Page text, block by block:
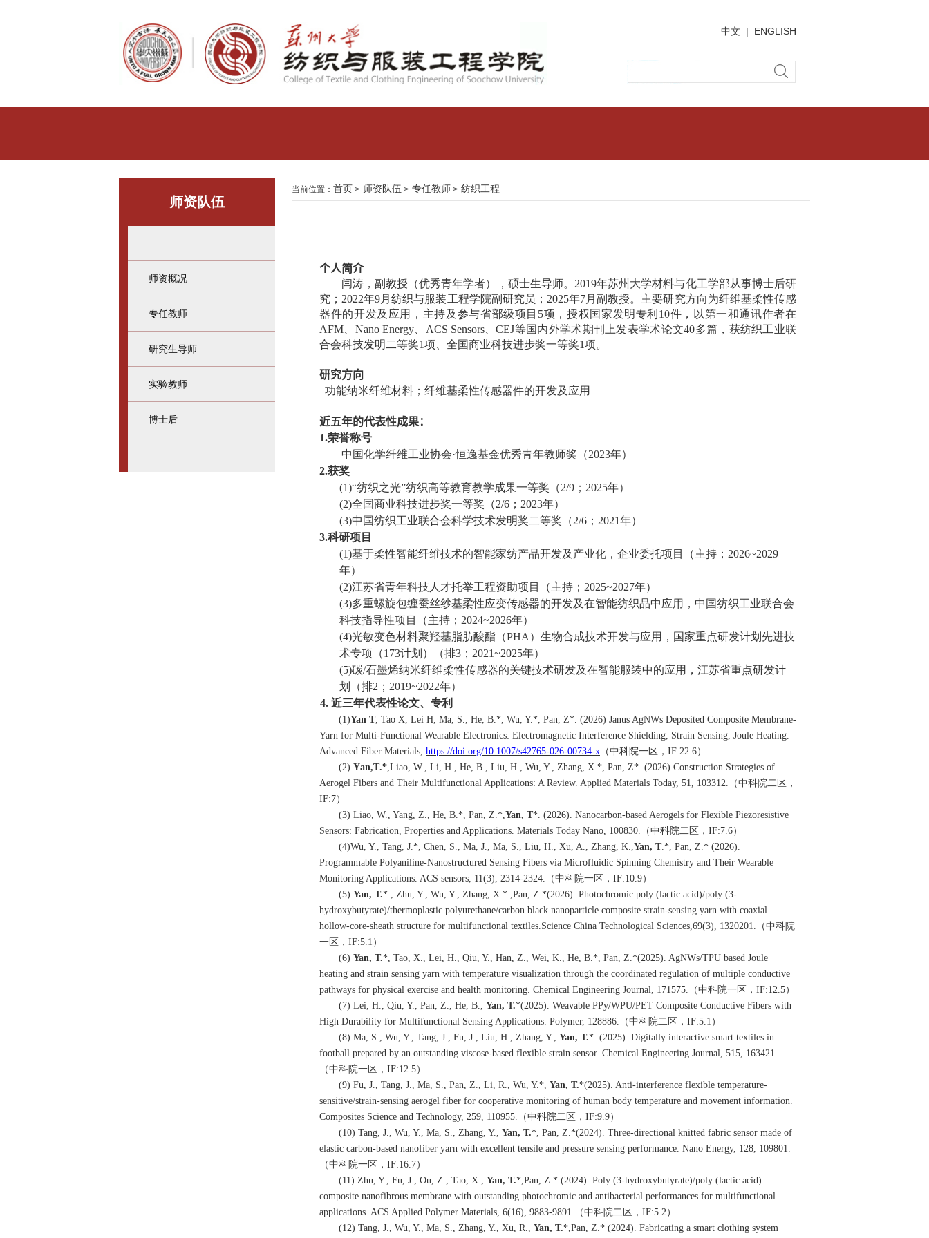
中文 | ENGLISH
师资队伍
师资概况
专任教师
研究生导师
实验教师
博士后
当前位置： 首页 > 师资队伍 > 专任教师 > 纺织工程
个人简介
闫涛， 副 教授 （优秀青年学者） ， 硕士生导师。 2019年苏州大学材料与化工学部从事博士后研
究 ； 2022年9月纺织与服装工程学院副研究员； 2025年7月副教授。主要研究方向为纤维基柔性传感
器件的开发及应用，主持及参与省部级项目 5项，授权国家发明专利 10件， 以第一和通讯作者在
AFM
Nano Energy、 ACS Sensors、CEJ等国内外学术期刊上发表学术论文40多篇，获纺织工业联
合会科技发明二等奖1项、 全国商业科技进步奖一等奖1项。
研究方向
功能纳米纤维材料；纤维基柔性传感器件的开发及应用
近五年的代表性成果：
1.荣誉称号
中国化学纤维工业协会·恒逸基金优秀青年教师奖（2023年）
2.获奖
(1)“纺织之光”纺织高等教育教学成果一等奖（2/9 ； 2025年）
(2)全国商业科技进步奖一等奖（2/6 ； 2023年）
(3)中国纺织工业联合会科学技术发明奖二等奖（2/6 ； 2021年）
3.科研项目
(1)基于柔性智能纤维技术的智能家纺产品开发及产业化，企业委托项目（主持； 2026~2029
年）
(2)江苏省青年科技人才托举工程资助项目（主持； 2025~2027年）
(3)多重螺旋包缠蚕丝纱基柔性应变传感器的开发及在智能纺织品中应用，中国纺织工业联合会
科技指导性项目（主持； 2024~2026年）
(4)光敏变色材料聚羟基脂肪酸酯（PHA ）生物合成技术开发与应用，国家重点研发计划先进技
术专项（173计划）（排3 ； 2021~2025年）
(5)碳/石墨烯纳米纤维柔性传感器的关键技术研发及在智能服装中的应用，江苏省重点研发计
划（排2 ； 2019~2022年）
4. 近三年代表性论文、 专利
(1)Yan T, Tao X, Lei H, Ma, S., He, B.*, Wu, Y.*, Pan, Z*. (2026) Janus AgNWs Deposited Composite Membrane-
Yarn for Multi-Functional Wearable Electronics: Electromagnetic Interference Shielding, Strain Sensing, Joule Heating.
Advanced Fiber Materials, https://doi.org/10.1007/s42765-026-00734-x （中科院一区， IF:22.6）
(2) Yan,T.*,Liao, W., Li, H., He, B., Liu, H., Wu, Y., Zhang, X.*, Pan, Z*. (2026) Construction Strategies of
Aerogel Fibers and Their Multifunctional Applications: A Review. Applied Materials Today, 51, 103312. （中科院二区，
IF:7）
(3) Liao, W., Yang, Z., He, B.*, Pan, Z.*,Yan, T*. (2026). Nanocarbon-based Aerogels for Flexible Piezoresistive
Sensors: Fabrication, Properties and Applications. Materials Today Nano, 100830. （中科院二区， IF:7.6）
(4)Wu, Y., Tang, J.*, Chen, S., Ma, J., Ma, S., Liu, H., Xu, A., Zhang, K.,Yan, T.*, Pan, Z.* (2026).
Programmable Polyaniline-Nanostructured Sensing Fibers via Microfluidic Spinning Chemistry and Their Wearable
Monitoring Applications. ACS sensors, 11(3), 2314-2324. （中科院一区， IF:10.9）
(5) Yan, T.* , Zhu, Y., Wu, Y., Zhang, X.* ,Pan, Z.*(2026). Photochromic poly (lactic acid)/poly (3-
hydroxybutyrate)/thermoplastic polyurethane/carbon black nanoparticle composite strain-sensing yarn with coaxial
hollow-core-sheath structure for multifunctional textiles.Science China Technological Sciences,69(3), 1320201. （中科院
一区， IF:5.1 ）
(6) Yan, T.*, Tao, X., Lei, H., Qiu, Y., Han, Z., Wei, K., He, B.*, Pan, Z.*(2025). AgNWs/TPU based Joule
heating and strain sensing yarn with temperature visualization through the coordinated regulation of multiple conductive
pathways for physical exercise and health monitoring. Chemical Engineering Journal, 171575. （中科院一区， IF:12.5）
(7) Lei, H., Qiu, Y., Pan, Z., He, B., Yan, T.*(2025). Weavable PPy/WPU/PET Composite Conductive Fibers with
High Durability for Multifunctional Sensing Applications. Polymer, 128886. （中科院二区， IF:5.1 ）
(8) Ma, S., Wu, Y., Tang, J., Fu, J., Liu, H., Zhang, Y., Yan, T.*. (2025). Digitally interactive smart textiles in
football prepared by an outstanding viscose-based flexible strain sensor. Chemical Engineering Journal, 515, 163421.
（中科院一区， IF:12.5）
(9) Fu, J., Tang, J., Ma, S., Pan, Z., Li, R., Wu, Y.*, Yan, T.*(2025). Anti-interference flexible temperature-
sensitive/strain-sensing aerogel fiber for cooperative monitoring of human body temperature and movement information.
Composites Science and Technology, 259, 110955. （中科院二区， IF:9.9）
(10) Tang, J., Wu, Y., Ma, S., Zhang, Y., Yan, T.*, Pan, Z.*(2024). Three-directional knitted fabric sensor made of
elastic carbon-based nanofiber yarn with excellent tensile and pressure sensing performance. Nano Energy, 128, 109801.
（中科院一区， IF:16.7）
(11) Zhu, Y., Fu, J., Ou, Z., Tao, X., Yan, T.*,Pan, Z.* (2024). Poly (3-hydroxybutyrate)/poly (lactic acid)
composite nanofibrous membrane with outstanding photochromic and antibacterial performances for multifunctional
applications. ACS Applied Polymer Materials, 6(16), 9883-9891. （中科院二区， IF:5.2）
(12) Tang, J., Wu, Y., Ma, S., Zhang, Y., Xu, R., Yan, T.*,Pan, Z.* (2024). Fabricating a smart clothing system